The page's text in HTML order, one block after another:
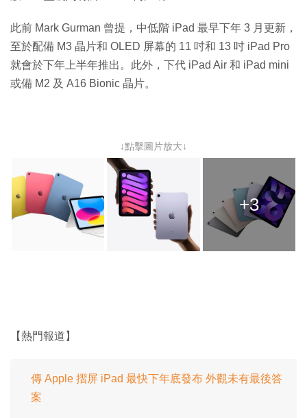
此前 Mark Gurman 曾提，中低階 iPad 最早下年 3 月更新，
至於配備 M3 晶片和 OLED 屏幕的 11 吋和 13 吋 iPad Pro
就會於下年上半年推出。此外，下代 iPad Air 和 iPad mini
或備 M2 及 A16 Bionic 晶片。
↓點擊圖片放大↓
+3
【熱門報道】
傳 Apple 摺屏 iPad 最快下年底發布 外觀未有最後答
案